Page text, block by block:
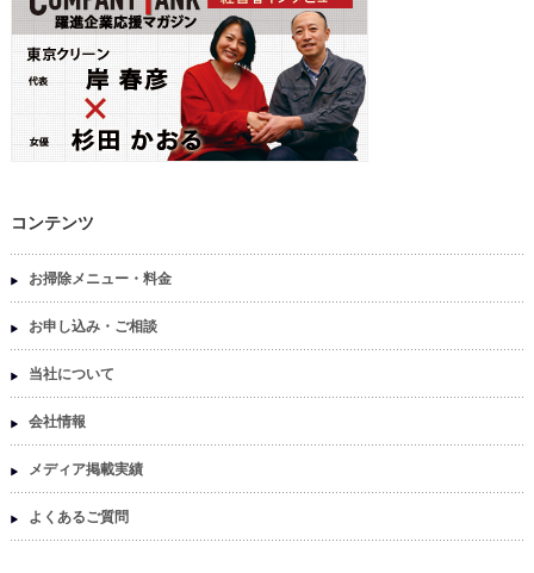
コンテンツ
お掃除メニュー・料金
お申し込み・ご相談
当社について
会社情報
メディア掲載実績
よくあるご質問